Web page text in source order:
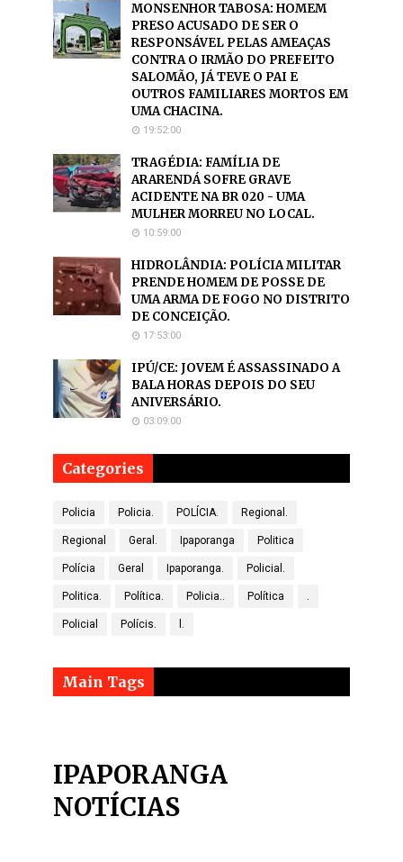
MONSENHOR TABOSA: HOMEM
PRESO ACUSADO DE SER O
RESPONSÁVEL PELAS AMEAÇAS
CONTRA O IRMÃO DO PREFEITO
SALOMÃO, JÁ TEVE O PAI E
OUTROS FAMILIARES MORTOS EM
UMA CHACINA.
19:52:00
TRAGÉDIA: FAMÍLIA DE
ARARENDÁ SOFRE GRAVE
ACIDENTE NA BR 020 - UMA
MULHER MORREU NO LOCAL.
10:59:00
HIDROLÂNDIA: POLÍCIA MILITAR
PRENDE HOMEM DE POSSE DE
UMA ARMA DE FOGO NO DISTRITO
DE CONCEIÇÃO.
17:53:00
IPÚ/CE: JOVEM É ASSASSINADO A
BALA HORAS DEPOIS DO SEU
ANIVERSÁRIO.
03:09:00
Categories
Policia Policia. POLÍCIA. Regional.
Regional Geral. Ipaporanga Politica
Polícia Geral Ipaporanga. Policial.
Politica. Política. Policia.. Política .
Policial Polícis. l.
Main Tags
IPAPORANGA
NOTÍCIAS